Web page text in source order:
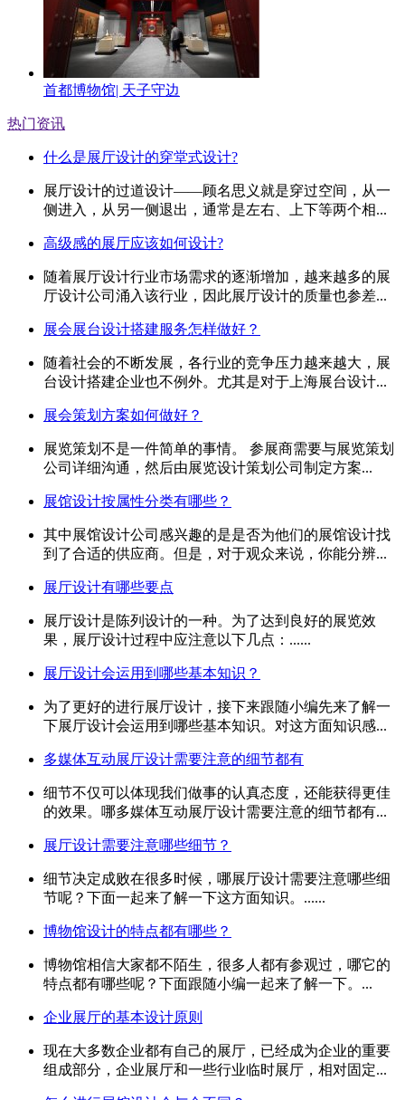
首都博物馆| 天子守边
热门资讯
什么是展厅设计的穿堂式设计?
展厅设计的过道设计——顾名思义就是穿过空间，从一
侧进入，从另一侧退出，通常是左右、上下等两个相...
高级感的展厅应该如何设计?
随着展厅设计行业市场需求的逐渐增加，越来越多的展
厅设计公司涌入该行业，因此展厅设计的质量也参差...
展会展台设计搭建服务怎样做好？
随着社会的不断发展，各行业的竞争压力越来越大，展
台设计搭建企业也不例外。尤其是对于上海展台设计...
展会策划方案如何做好？
展览策划不是一件简单的事情。 参展商需要与展览策划
公司详细沟通，然后由展览设计策划公司制定方案...
展馆设计按属性分类有哪些？
其中展馆设计公司感兴趣的是是否为他们的展馆设计找
到了合适的供应商。但是，对于观众来说，你能分辨...
展厅设计有哪些要点
展厅设计是陈列设计的一种。为了达到良好的展览效
果，展厅设计过程中应注意以下几点：......
展厅设计会运用到哪些基本知识？
为了更好的进行展厅设计，接下来跟随小编先来了解一
下展厅设计会运用到哪些基本知识。对这方面知识感...
多媒体互动展厅设计需要注意的细节都有
细节不仅可以体现我们做事的认真态度，还能获得更佳
的效果。哪多媒体互动展厅设计需要注意的细节都有...
展厅设计需要注意哪些细节？
细节决定成败在很多时候，哪展厅设计需要注意哪些细
节呢？下面一起来了解一下这方面知识。......
博物馆设计的特点都有哪些？
博物馆相信大家都不陌生，很多人都有参观过，哪它的
特点都有哪些呢？下面跟随小编一起来了解一下。...
企业展厅的基本设计原则
现在大多数企业都有自己的展厅，已经成为企业的重要
组成部分，企业展厅和一些行业临时展厅，相对固定...